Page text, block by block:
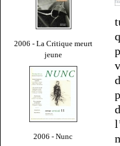
2006 - La Critique meurt
jeune
2006 - Nunc